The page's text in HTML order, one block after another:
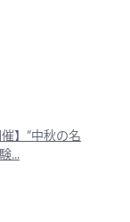
】“中秋の名
...